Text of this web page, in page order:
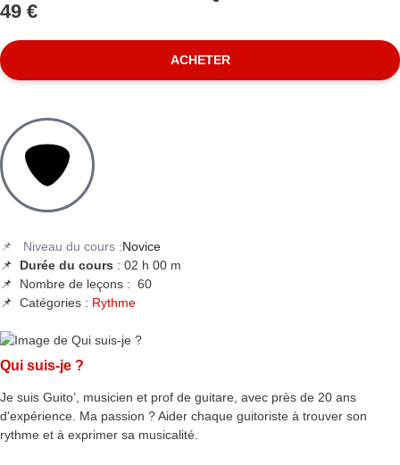
49 €
ACHETER
📌 Niveau du cours :Novice
📌
Durée du cours : 02 h 00 m
📌 Nombre de leçons : 60
📌 Catégories : Rythme
Qui suis-je ?
Je suis Guito’, musicien et prof de guitare, avec près de 20 ans
d'expérience. Ma passion ? Aider chaque guitoriste à trouver son
rythme et à exprimer sa musicalité.